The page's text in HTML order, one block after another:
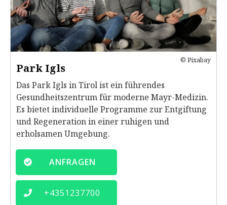
© Pixabay
Park Igls
Das Park Igls in Tirol ist ein führendes
Gesundheitszentrum für moderne Mayr-Medizin.
Es bietet individuelle Programme zur Entgiftung
und Regeneration in einer ruhigen und
erholsamen Umgebung.
ANFRAGEN
+4351237700